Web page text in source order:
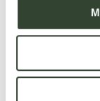
1135